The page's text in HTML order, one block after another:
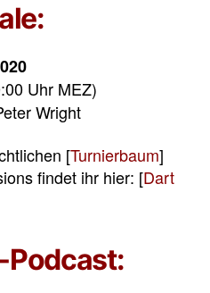
Uhr MEZ)
Wright
[Turnierbaum]
findet ihr hier: [Dart
Podcast: